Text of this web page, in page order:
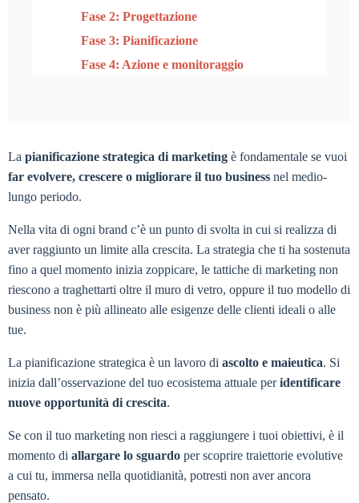
Fase 2: Progettazione
Fase 3: Pianificazione
Fase 4: Azione e monitoraggio
La pianificazione strategica di marketing è fondamentale se vuoi
far evolvere, crescere o migliorare il tuo business nel medio-
lungo periodo.
Nella vita di ogni brand c’è un punto di svolta in cui si realizza di
aver raggiunto un limite alla crescita. La strategia che ti ha sostenuta
fino a quel momento inizia zoppicare, le tattiche di marketing non
riescono a traghettarti oltre il muro di vetro, oppure il tuo modello di
business non è più allineato alle esigenze delle clienti ideali o alle
tue.
La pianificazione strategica è un lavoro di ascolto e maieutica. Si
inizia dall’osservazione del tuo ecosistema attuale peridentificare
nuove opportunità di crescita.
Se con il tuo marketing non riesci a raggiungere i tuoi obiettivi, è il
momento di allargare lo sguardo per scoprire traiettorie evolutive
a cui tu, immersa nella quotidianità, potresti non aver ancora
pensato.